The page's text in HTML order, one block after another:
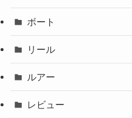
ボート
リール
ルアー
レビュー